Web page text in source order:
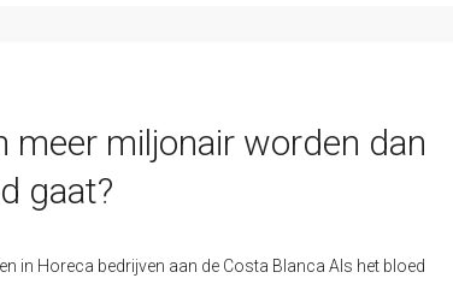
meer miljonair worden dan
gaat?
in Horeca bedrijven aan de Costa Blanca Als het bloed